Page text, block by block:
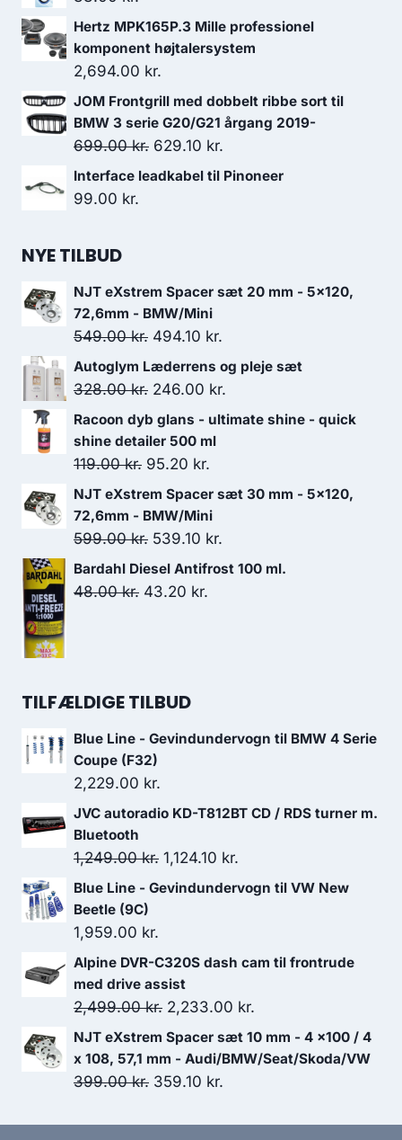
1,199.00 kr..959.20 kr..
Hertz MPK165P.3 Mille professionel
komponent højtalersystem
2,694.00 kr.
JOM Frontgrill med dobbelt ribbe sort til
BMW 3 serie G20/G21 årgang 2019-
699.00kr. Den
oprindelige
629.10 kr.
aktuelle
Interface leadkabel til Pinoneer
99.00 kr.
NYE TILBUD
NJT eXstrem Spacer sæt 20 mm - 5x120,
72,6mm - BMW/Mini
549.00kr. Den
oprindelige
pris
549.00 kr..
494.10 kr.
aktuelle
pris
Autoglym Læderrens og pleje sæt
328.00kr. Den
oprindelige
pris
var:
328.00 kr..
246.00 kr.
aktuelle
246.00 kr..
Racoon dyb glans - ultimate shine - quick
shine detailer 500 ml
119.00kr. Den
oprindelige
pris
var:
119.00 kr..
95.20 kr.
aktuelle
pris
er:
95.20 kr..
NJT eXstrem Spacer sæt 30 mm - 5x120,
72,6mm - BMW/Mini
599.00kr. Den
oprindelige
pris
539.10 kr.
aktuelle
Bardahl Diesel Antifrost 100 ml.
48.00kr. Den
43.20 kr.
TILFÆLDIGE TILBUD
Blue Line - Gevindundervogn til BMW 4 Serie
Coupe (F32)
2,229.00 kr.
JVC autoradio KD-T812BT CD / RDS turner m.
Bluetooth
1,249.00kr. Den
oprindelige
1,249.00 kr..
1,124.10 kr.
aktuelle
1,124.10 kr..
Blue Line - Gevindundervogn til VW New
Beetle (9C)
1,959.00 kr.
Alpine DVR-C320S dash cam til frontrude
med drive assist
2,499.00kr. Den
oprindelige
pris
var:
2,233.00 kr.
aktuelle
pris
NJT eXstrem Spacer sæt 10 mm - 4 x100 / 4
x 108, 57,1 mm - Audi/BMW/Seat/Skoda/VW
399.00kr. Den
pris
359.10 kr.
pris